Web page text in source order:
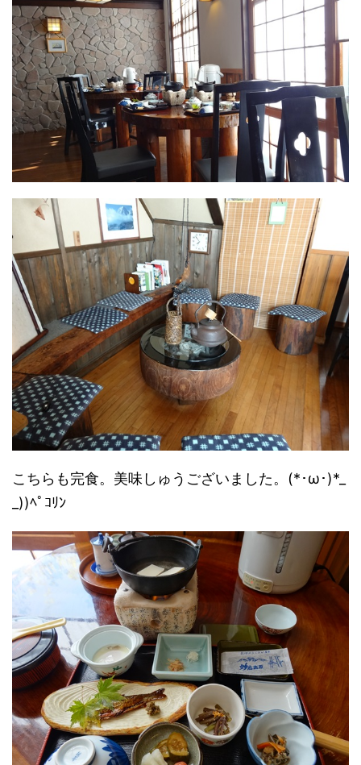
こちらも完食。美味しゅうございました。(*･ω･)*_
_))ﾍﾟｺﾘﾝ